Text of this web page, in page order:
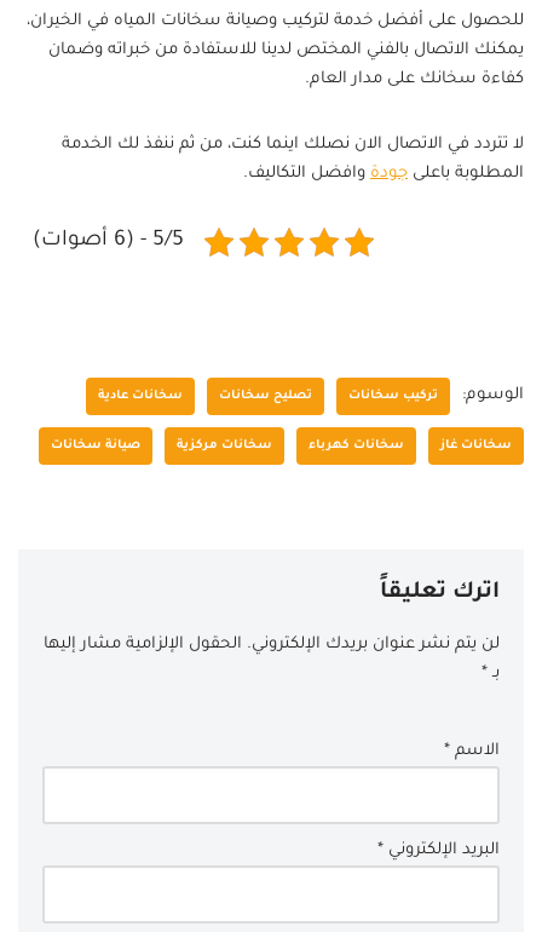
للحصول على أفضل خدمة لتركيب وصيانة سخانات المياه في الخيران،
يمكنك الاتصال بالفني المختص لدينا للاستفادة من خبراته وضمان
كفاءة سخانك على مدار العام.
لا تتردد في الاتصال الان نصلك اينما كنت، من ثم ننفذ لك الخدمة
المطلوبة باعلى جودة وافضل التكاليف.
5/5 - (6 أصوات)
الوسوم: تركيب سخانات تصليح سخانات سخانات عادية
سخانات غاز سخانات كهرباء سخانات مركزية صيانة سخانات
اترك تعليقاً
لن يتم نشر عنوان بريدك الإلكتروني. الحقول الإلزامية مشار إليها
بـ *
الاسم *
البريد الإلكتروني *